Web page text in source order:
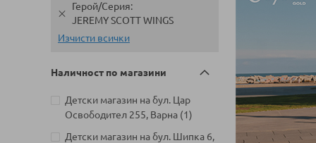
Герой/Серия
JEREMY SCOTT WINGS
Изчисти всички
Наличност по магазини
Детски магазин на бул. Цар
Освободител 255, Варна 1
артикул
Детски магазин на бул. Шипка 6,